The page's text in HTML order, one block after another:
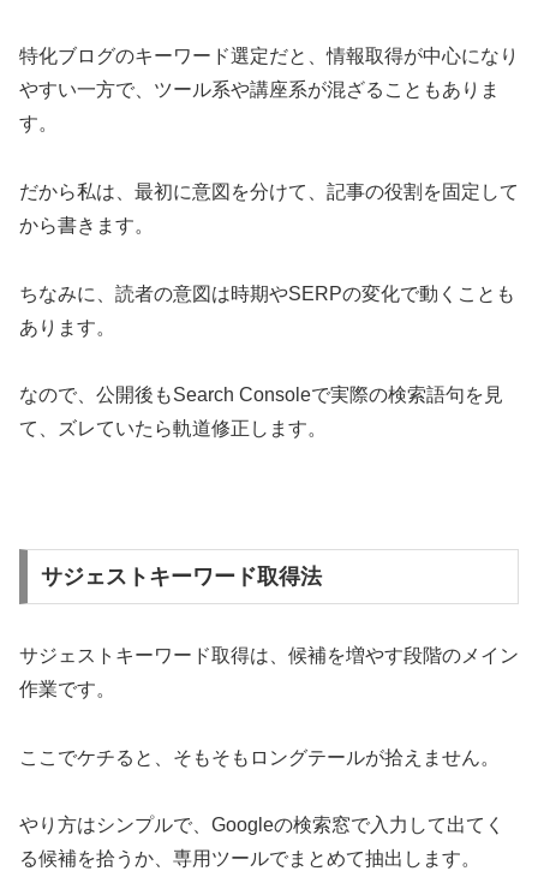
特化ブログのキーワード選定だと、情報取得が中心になり
やすい一方で、ツール系や講座系が混ざることもありま
す。
だから私は、最初に意図を分けて、記事の役割を固定して
から書きます。
ちなみに、読者の意図は時期やSERPの変化で動くことも
あります。
なので、公開後もSearch Consoleで実際の検索語句を見
て、ズレていたら軌道修正します。
サジェストキーワード取得法
サジェストキーワード取得は、候補を増やす段階のメイン
作業です。
ここでケチると、そもそもロングテールが拾えません。
やり方はシンプルで、Googleの検索窓で入力して出てく
る候補を拾うか、専用ツールでまとめて抽出します。